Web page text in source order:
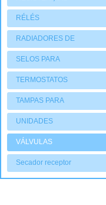
RÉLÉS
RADIADORES DE
AQUECIMENTO
SELOS PARA
COMPRESSORES
TERMOSTATOS
TAMPAS PARA
COMPRESSORES
UNIDADES
CONDENSADORAS
VÁLVULAS
Secador receptor